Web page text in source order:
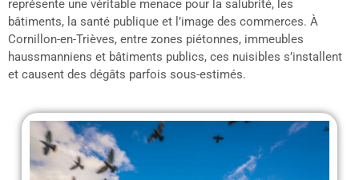
représente une véritable menace pour la salubrité, les
bâtiments, la santé publique et l’image des commerces. À
Cornillon-en-Trièves, entre zones piétonnes, immeubles
haussmanniens et bâtiments publics, ces nuisibles s’installent
et causent des dégâts parfois sous-estimés.